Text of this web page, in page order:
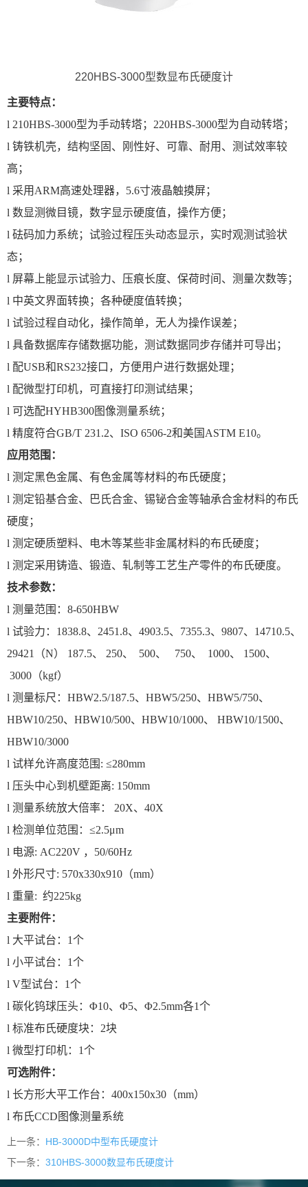
220HBS-3000型数显布氏硬度计
主要特点：
l 210HBS-3000型为手动转塔；220HBS-3000型为自动转塔；
l 铸铁机壳，结构坚固、刚性好、可靠、耐用、测试效率较
高；
l 采用ARM高速处理器，5.6寸液晶触摸屏；
l 数显测微目镜，数字显示硬度值，操作方便；
l 砝码加力系统；试验过程压头动态显示，实时观测试验状
态；
l 屏幕上能显示试验力、压痕长度、保荷时间、测量次数等；
l 中英文界面转换；各种硬度值转换；
l 试验过程自动化，操作简单，无人为操作误差；
l 具备数据库存储数据功能，测试数据同步存储并可导出；
l 配USB和RS232接口，方便用户进行数据处理；
l 配微型打印机，可直接打印测试结果；
l 可选配HYHB300图像测量系统；
l 精度符合GB/T 231.2、ISO 6506-2和美国ASTM E10。
应用范围：
l 测定黑色金属、有色金属等材料的布氏硬度；
l 测定铅基合金、巴氏合金、锡铋合金等轴承合金材料的布氏
硬度；
l 测定硬质塑料、电木等某些非金属材料的布氏硬度；
l 测定采用铸造、锻造、轧制等工艺生产零件的布氏硬度。
技术参数：
l 测量范围：8-650HBW
l 试验力：1838.8、2451.8、4903.5、7355.3、9807、14710.5、
29421（N） 187.5、 250、 500、 750、 1000、 1500、
3000（kgf）
l 测量标尺：HBW2.5/187.5、HBW5/250、HBW5/750、
HBW10/250、HBW10/500、HBW10/1000、 HBW10/1500、
HBW10/3000
l 试样允许高度范围: ≤280mm
l 压头中心到机壁距离: 150mm
l 测量系统放大倍率： 20X、40X
l 检测单位范围：≤2.5μm
l 电源: AC220V ，50/60Hz
l 外形尺寸: 570x330x910（mm）
l 重量: 约225kg
主要附件：
l 大平试台：1个
l 小平试台：1个
l V型试台：1个
l 碳化钨球压头：Φ10、Φ5、Φ2.5mm各1个
l 标准布氏硬度块：2块
l 微型打印机：1个
可选附件：
l 长方形大平工作台：400x150x30（mm）
l 布氏CCD图像测量系统
上一条： HB-3000D中型布氏硬度计
下一条： 310HBS-3000数显布氏硬度计